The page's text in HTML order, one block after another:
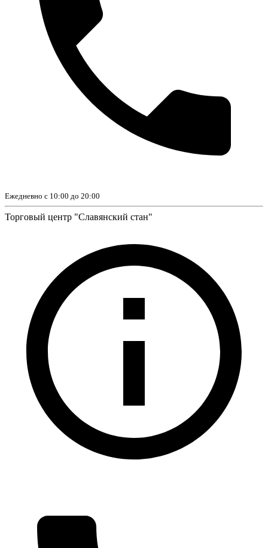
Ежедневно с 10:00 до 20:00
Торговый центр "Славянский стан"